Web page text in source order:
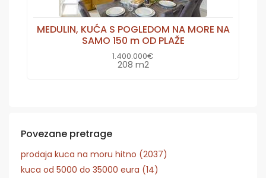
MEDULIN, KUĆA S POGLEDOM NA MORE NA
SAMO 150 m OD PLAŽE
1.400.000€
208 m2
Povezane pretrage
prodaja kuca na moru hitno (2037)
kuca od 5000 do 35000 eura (14)